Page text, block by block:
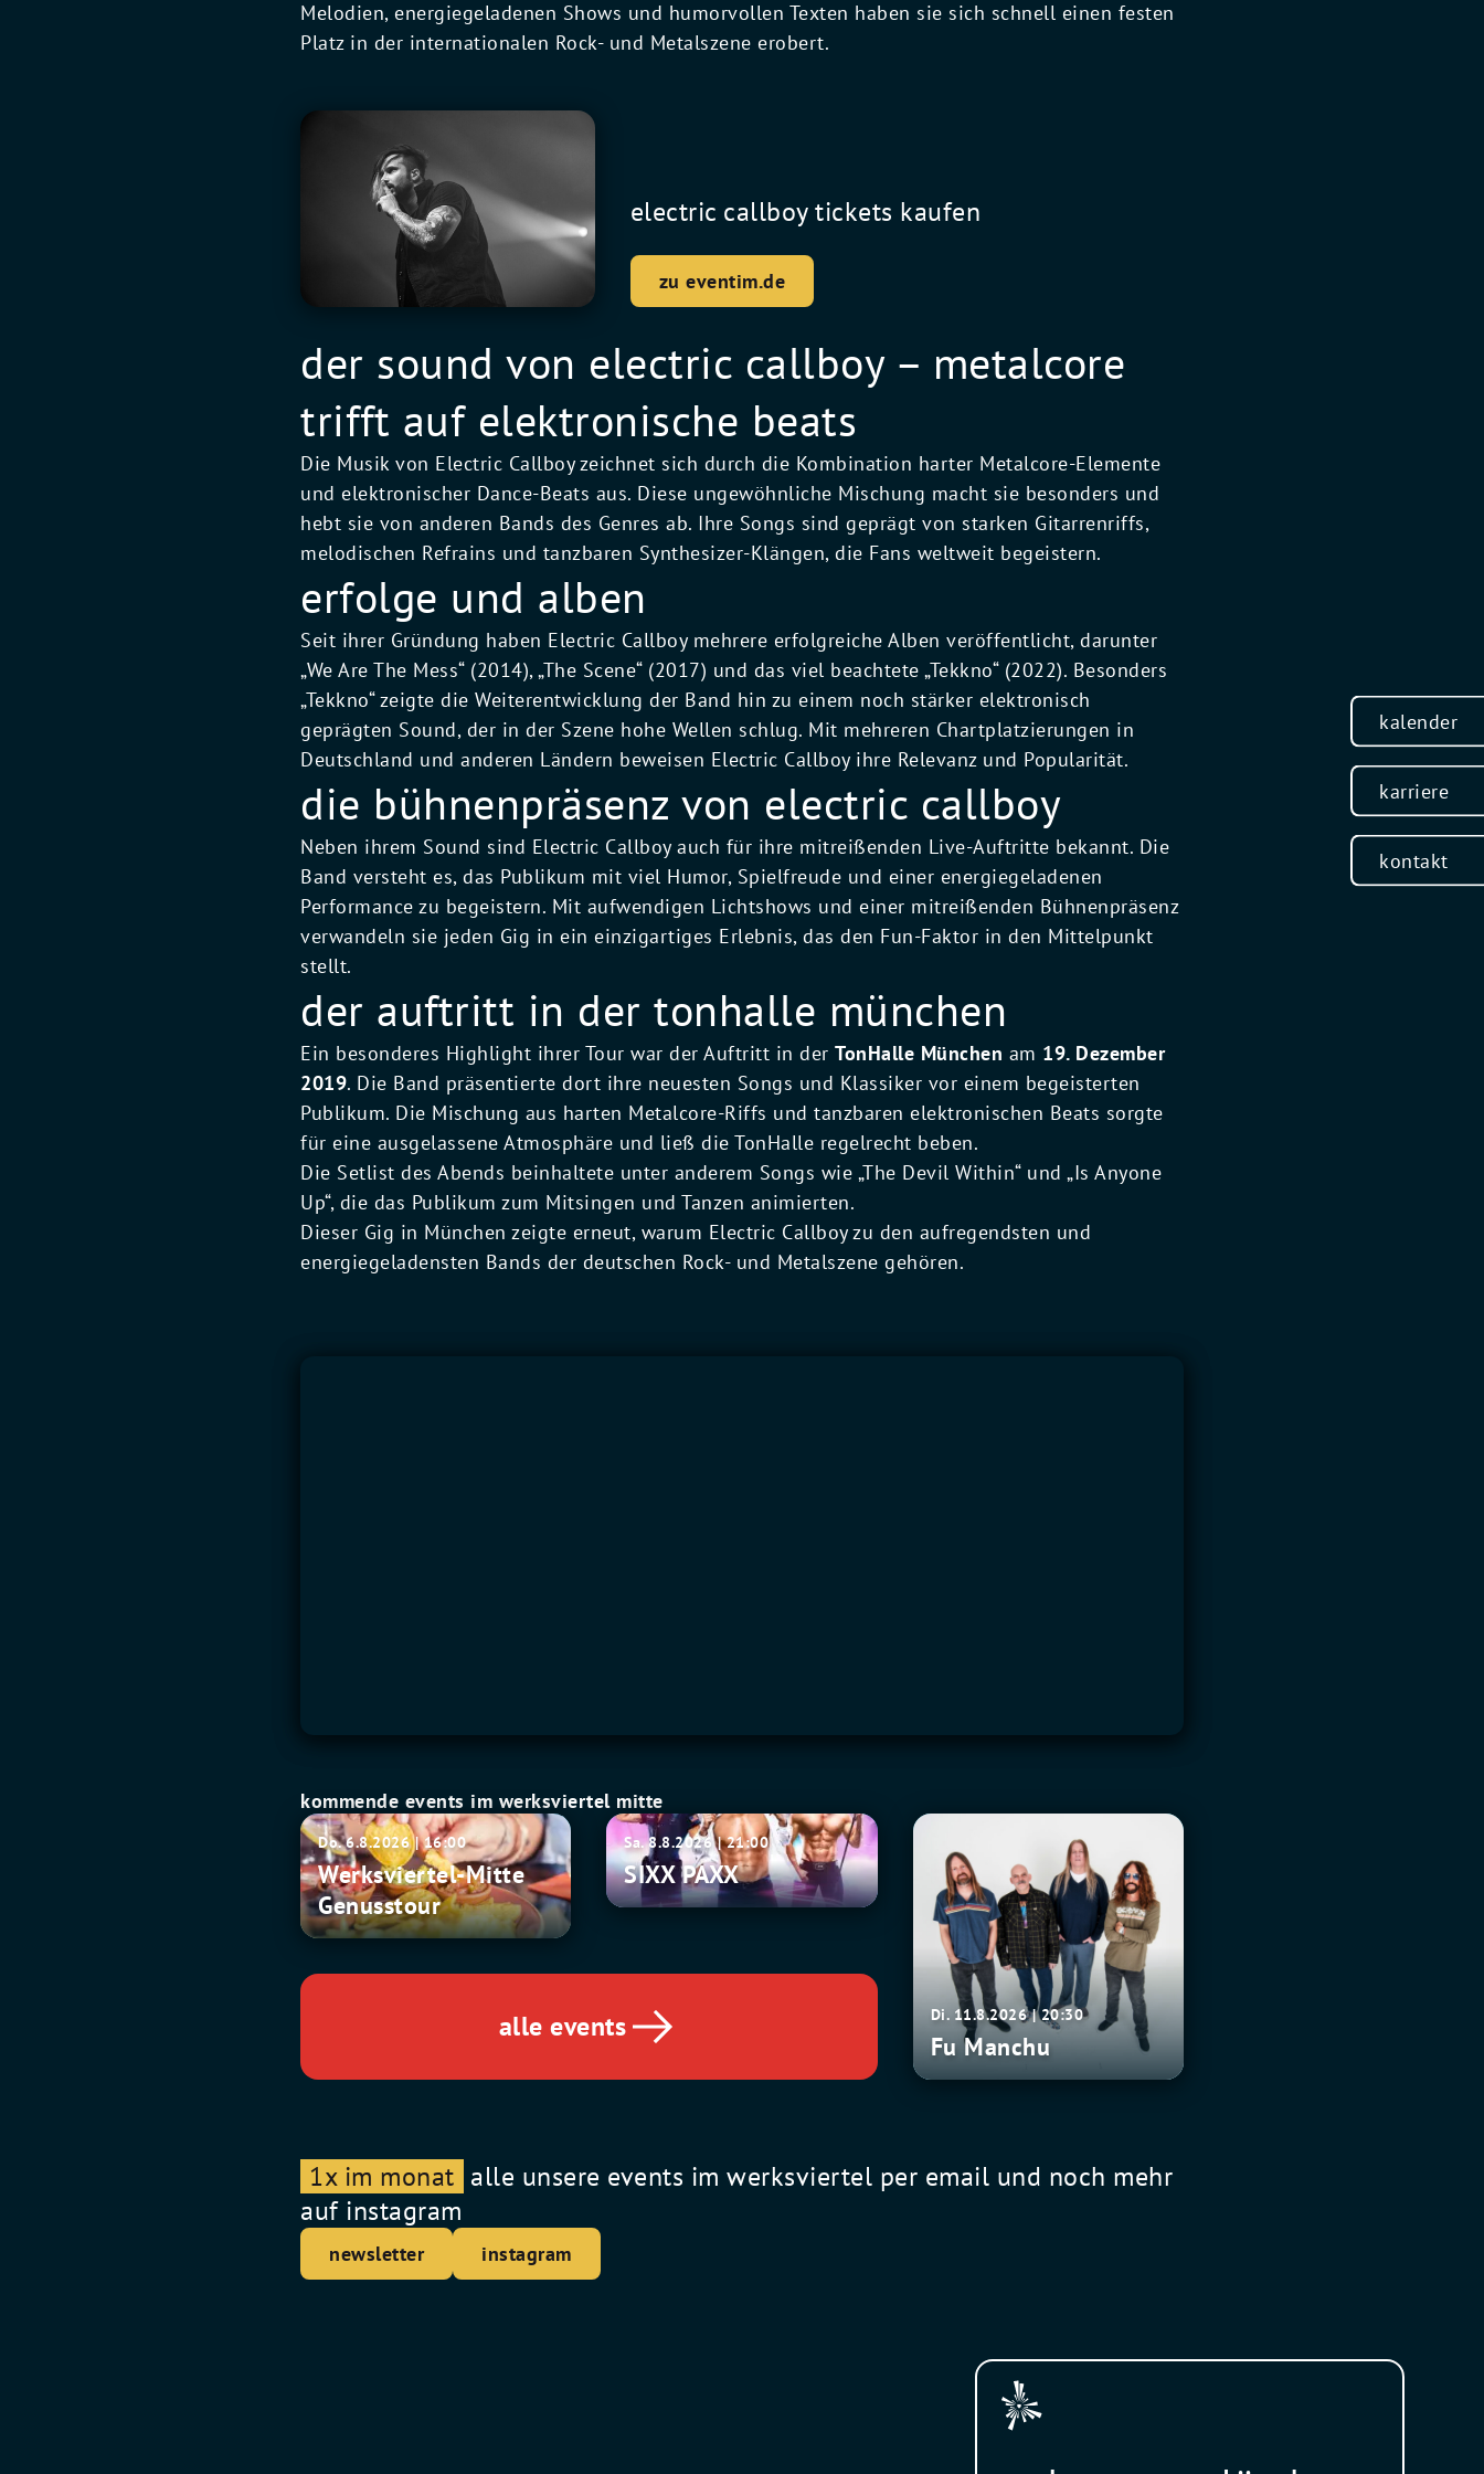
kalender
karriere
kontakt
Melodien, energiegeladenen Shows und humorvollen Texten haben sie sich schnell einen festen
Platz in der internationalen Rock- und Metalszene erobert.
electric callboy tickets kaufen
zu eventim.de
der sound von electric callboy – metalcore
trifft auf elektronische beats
Die Musik von Electric Callboy zeichnet sich durch die Kombination harter Metalcore-Elemente
und elektronischer Dance-Beats aus. Diese ungewöhnliche Mischung macht sie besonders und
hebt sie von anderen Bands des Genres ab. Ihre Songs sind geprägt von starken Gitarrenriffs,
melodischen Refrains und tanzbaren Synthesizer-Klängen, die Fans weltweit begeistern.
erfolge und alben
Seit ihrer Gründung haben Electric Callboy mehrere erfolgreiche Alben veröffentlicht, darunter
„We Are The Mess“ (2014), „The Scene“ (2017) und das viel beachtete „Tekkno“ (2022). Besonders
„Tekkno“ zeigte die Weiterentwicklung der Band hin zu einem noch stärker elektronisch
geprägten Sound, der in der Szene hohe Wellen schlug. Mit mehreren Chartplatzierungen in
Deutschland und anderen Ländern beweisen Electric Callboy ihre Relevanz und Popularität.
die bühnenpräsenz von electric callboy
Neben ihrem Sound sind Electric Callboy auch für ihre mitreißenden Live-Auftritte bekannt. Die
Band versteht es, das Publikum mit viel Humor, Spielfreude und einer energiegeladenen
Performance zu begeistern. Mit aufwendigen Lichtshows und einer mitreißenden Bühnenpräsenz
verwandeln sie jeden Gig in ein einzigartiges Erlebnis, das den Fun-Faktor in den Mittelpunkt
stellt.
der auftritt in der tonhalle münchen
Ein besonderes Highlight ihrer Tour war der Auftritt in der TonHalle München am 19. Dezember
2019. Die Band präsentierte dort ihre neuesten Songs und Klassiker vor einem begeisterten
Publikum. Die Mischung aus harten Metalcore-Riffs und tanzbaren elektronischen Beats sorgte
für eine ausgelassene Atmosphäre und ließ die TonHalle regelrecht beben.
Die Setlist des Abends beinhaltete unter anderem Songs wie „The Devil Within“ und „Is Anyone
Up“, die das Publikum zum Mitsingen und Tanzen animierten.
Dieser Gig in München zeigte erneut, warum Electric Callboy zu den aufregendsten und
energiegeladensten Bands der deutschen Rock- und Metalszene gehören.
kommende events im werksviertel mitte
Werksviertel-
Mitte
Genusstour
Do. 6.8.2026 | 16:00
Werksviertel-Mitte
Genusstour
SIXX
PAXX
Sa. 8.8.2026 | 21:00
SIXX PAXX
Fu
Manchu
Di. 11.8.2026 | 20:30
Fu Manchu
alle events
1x im monat alle unsere events im werksviertel per email und noch mehr
auf instagram
newsletter instagram